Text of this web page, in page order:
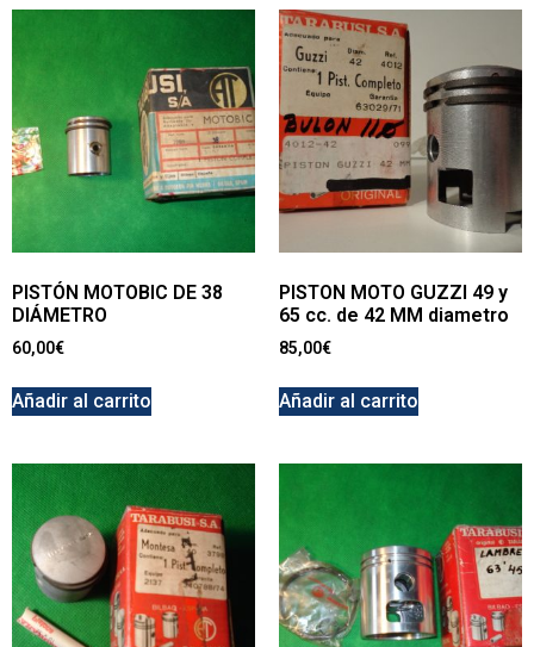
PISTÓN MOTOBIC DE 38
DIÁMETRO
60,00€
Añadir al carrito
PISTON MOTO GUZZI 49 y
65 cc. de 42 MM diametro
85,00€
Añadir al carrito